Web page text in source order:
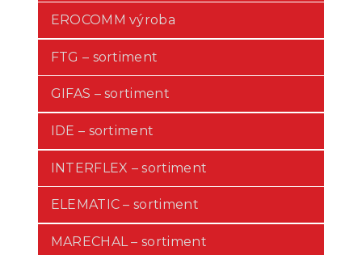
EROCOMM výroba
FTG – sortiment
GIFAS – sortiment
IDE – sortiment
INTERFLEX – sortiment
ELEMATIC – sortiment
MARECHAL – sortiment